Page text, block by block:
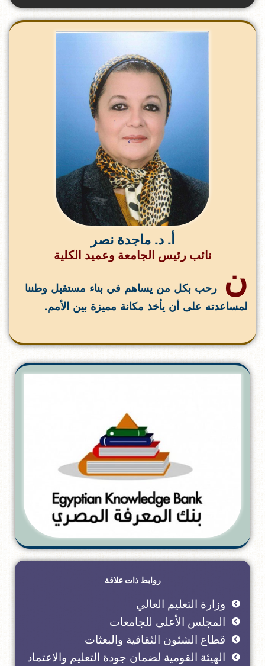
أ. د. ماجدة نصر
نائب رئيس الجامعة وعميد الكلية
ن
رحب بكل من يساهم في بناء مستقبل وطننا
لمساعدته على أن يأخذ مكانة مميزة بين الأمم.
روابط ذات علاقة
وزارة التعليم العالي
المجلس الأعلى للجامعات
قطاع الشئون الثقافية والبعثات
الهيئة القومية لضمان جودة التعليم والاعتماد